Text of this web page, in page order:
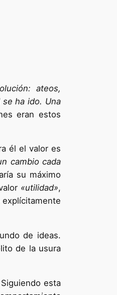
ateos,
se ha ido. Una
eran estos
él el valor es
cambio cada
su máximo
«utilidad»,
de ideas.
de la usura
esta